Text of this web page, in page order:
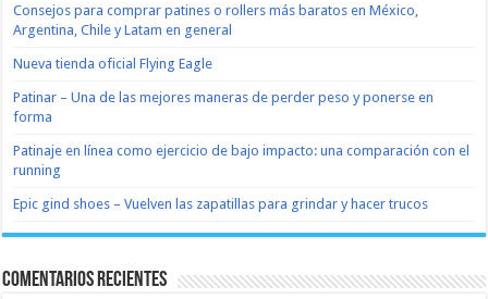
Consejos para comprar patines o rollers más baratos en México,
Argentina, Chile y Latam en general
Nueva tienda oficial Flying Eagle
Patinar – Una de las mejores maneras de perder peso y ponerse en
forma
Patinaje en línea como ejercicio de bajo impacto: una comparación con el
running
Epic gind shoes – Vuelven las zapatillas para grindar y hacer trucos
Comentarios recientes